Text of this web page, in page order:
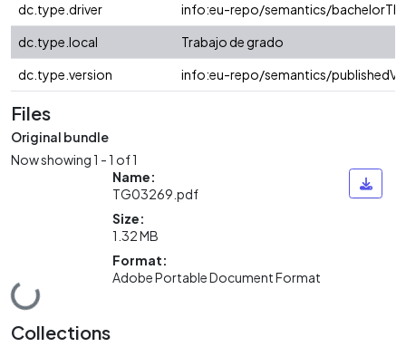
dc.type.driver
info:eu-repo/semantics/
dc.type.local
Trabajo de grado
dc.type.version
info:eu-repo/semantics/
Files
Original bundle
Now showing1 - 1 of 1
Loading...
Name:
TG03269.pdf
Size:
1.32 MB
Format:
Adobe Portable Document Format
Collections